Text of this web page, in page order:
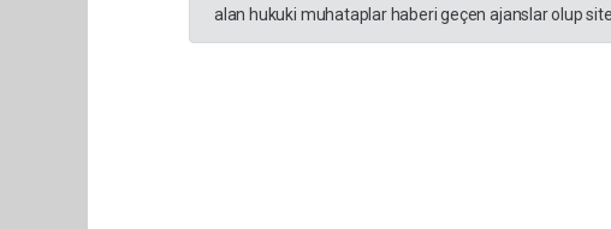
alan hukuki muhataplar haberi geçen ajanslar olup